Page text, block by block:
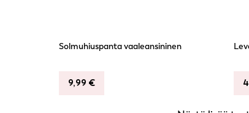
Solmuhiuspanta vaaleansininen
9,99 €